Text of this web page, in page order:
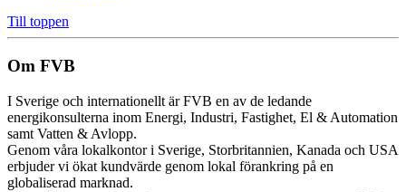
Till toppen
Om FVB
I Sverige och internationellt är FVB en av de ledande
energikonsulterna inom Energi, Industri, Fastighet, El & Automation
samt Vatten & Avlopp.
Genom våra lokalkontor i Sverige, Storbritannien, Kanada och USA
erbjuder vi ökat kundvärde genom lokal förankring på en
globaliserad marknad.